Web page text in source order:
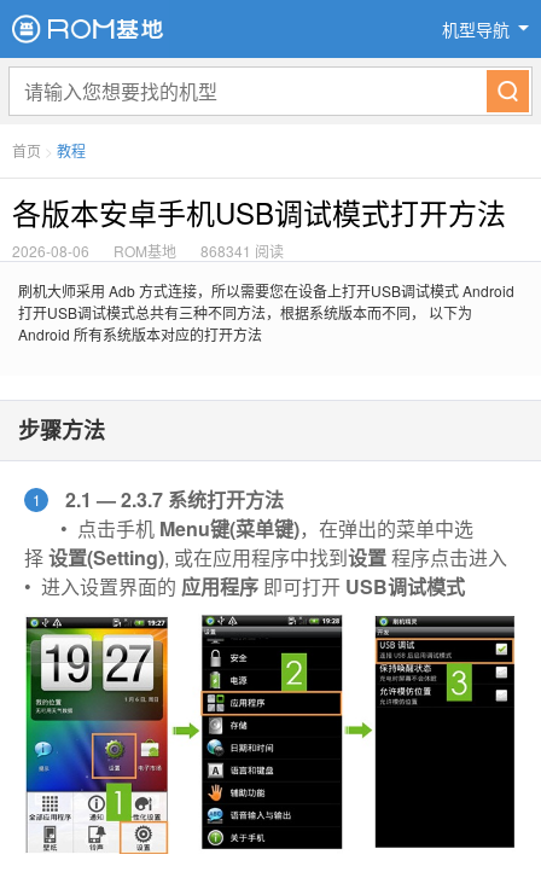
机型导航
首页 > 教程
各版本安卓手机USB调试模式打开方法
2026-08-06 ROM基地
868341 阅读
刷机大师采用 Adb 方式连接，所以需要您在设备上打开USB调试模式 Android
打开USB调试模式总共有三种不同方法，根据系统版本而不同， 以下为
Android 所有系统版本对应的打开方法
步骤方法
1
2.1 — 2.3.7 系统打开方法
• 点击手机 Menu键(菜单键)，在弹出的菜单中选
择设置(Setting), 或在应用程序中找到设置程序点击进入
• 进入设置界面的 应用程序 即可打开 USB调试模式